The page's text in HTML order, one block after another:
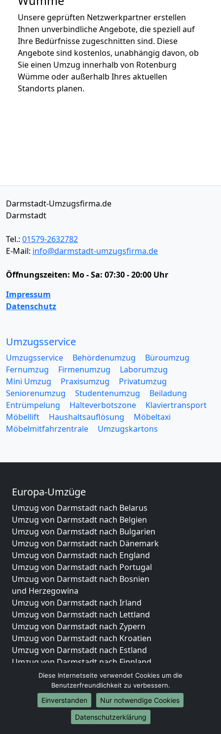
Unsere geprüften Netzwerkpartner erstellen
Ihnen unverbindliche Angebote, die speziell auf
Ihre Bedürfnisse zugeschnitten sind. Diese
Angebote sind kostenlos, unabhängig davon, ob
Sie einen Umzug innerhalb von Rotenburg
Wümme oder außerhalb Ihres aktuellen
Standorts planen.
Darmstadt-Umzugsfirma.de
Darmstadt
Tel.: 01579-2632782
E-Mail: info@darmstadt-umzugsfirma.de
Öffnungszeiten: Mo - Sa: 07:30 - 20:00 Uhr
Impressum
Datenschutz
Umzugsservice
Umzugsservice Behördenumzug
Büroumzug
Fernumzug
Firmenumzug
Laborumzug
Mini Umzug
Praxisumzug
Privatumzug
Seniorenumzug
Studentenumzug
Beiladung
Entrümpelung
Halteverbotszone
Klaviertransport
Möbellift
Haushaltsauflösung
Möbeltaxi
Möbelmitfahrzentrale
Umzugskartons
Europa-Umzüge
Umzug von Darmstadt nach Belarus
Umzug von Darmstadt nach Belgien
Umzug von Darmstadt nach Bulgarien
Umzug von Darmstadt nach Dänemark
Umzug von Darmstadt nach England
Umzug von Darmstadt nach Portugal
Umzug von Darmstadt nach Bosnien
und Herzegowina
Umzug von Darmstadt nach Irland
Umzug von Darmstadt nach Lettland
Umzug von Darmstadt nach Zypern
Umzug von Darmstadt nach Kroatien
Umzug von Darmstadt nach Estland
Umzug von Darmstadt nach Finnland
Umzug von Darmstadt nach Frankreich
Umzug von Darmstadt nach Griechenland
Umzug von Darmstadt nach Italien
Umzug von Darmstadt nach Liechtenstein
Umzug von Darmstadt nach Luxemburg
Diese Internetseite verwendet Cookies um die
Benutzerfreundlichkeit zu verbessern.
Einverstanden
Nur notwendige Cookies
Datenschutzerklärung